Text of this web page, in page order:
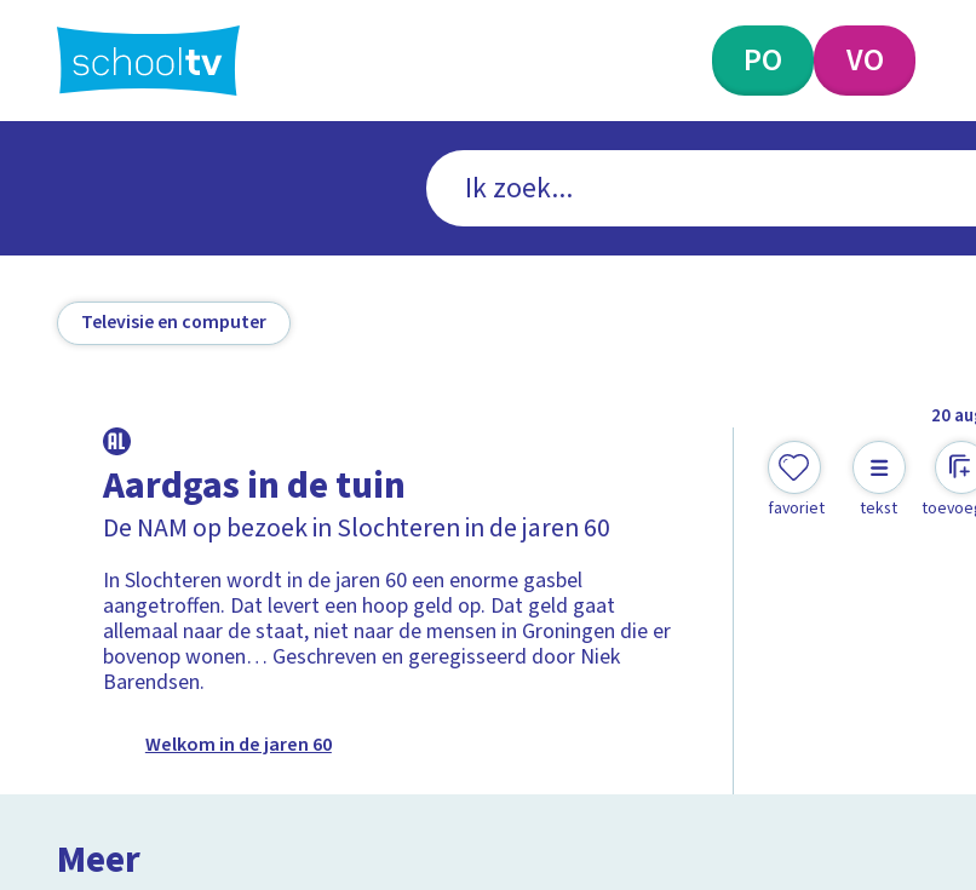
hoofdinhoud
PO VO
Televisie en computer
20
Aardgas in de tuin
De NAM op bezoek in Slochteren in de jaren 60
In Slochteren wordt in de jaren 60 een enorme gasbel
aangetroffen. Dat levert een hoop geld op. Dat geld gaat
allemaal naar de staat, niet naar de mensen in Groningen die er
bovenop wonen… Geschreven en geregisseerd door Niek
Barendsen.
Welkom in de jaren 60
favoriet tekst
Meer